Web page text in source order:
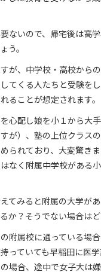
ないので、帰宅後は高
う。
が、中学校・高校から
てくる人たちと受験を
ることが想定されます。
心配し娘を小１から大
が）、塾の上位クラス
られており、大変驚き
なく附属中学校がある
てみると附属の大学が
か？そうでない場合は
附属校に通っている場
っていても早稲田に医
場合、途中で女子大は